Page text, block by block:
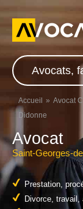
Avocats,
Accueil Avocat
Didonne
Avocat
Saint-Georges-
Prestation,
Divorce, travail,